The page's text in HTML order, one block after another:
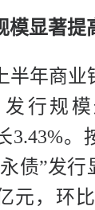
模显著提
半年商业
行规模
3.43%。
债”发行
元，环比